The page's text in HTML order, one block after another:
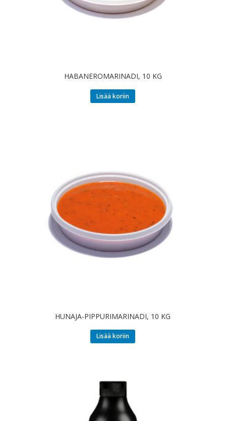
HABANEROMARINADI, 10 KG
Lisää koriin
HUNAJA-PIPPURIMARINADI, 10 KG
Lisää koriin